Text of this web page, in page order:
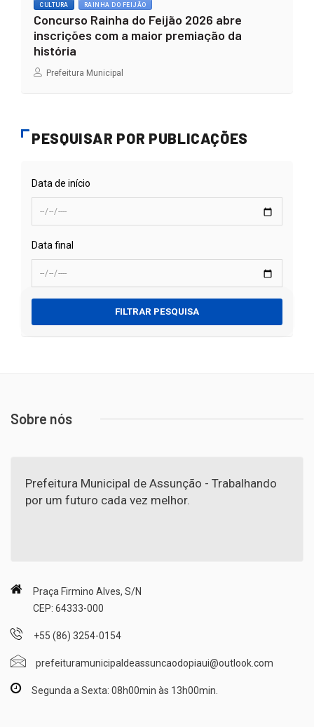
CULTURA RAINHA DO FEIJÃO
Concurso Rainha do Feijão 2026 abre
inscrições com a maior premiação da
história
Prefeitura Municipal
PESQUISAR POR PUBLICAÇÕES
Data de início
Data final
FILTRAR PESQUISA
Sobre nós
Prefeitura Municipal de Assunção - Trabalhando
por um futuro cada vez melhor.
Praça Firmino Alves, S/N
CEP: 64333-000
+55 (86) 3254-0154
prefeituramunicipaldeassuncaodopiaui@outlook.com
Segunda a Sexta: 08h00min às 13h00min.